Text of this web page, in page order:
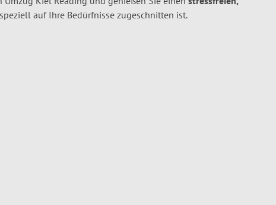
auf Ihre Bedürfnisse zugeschnitten ist.